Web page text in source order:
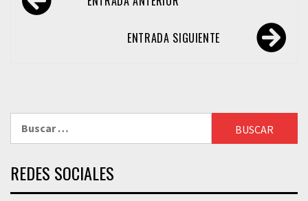
de
ENTRADA SIGUIENTE
REDES SOCIALES